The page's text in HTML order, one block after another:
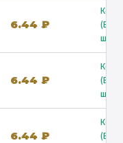
6.44 ₽
ш.) ↗
6.44 ₽
ш.) ↗
6.44 ₽